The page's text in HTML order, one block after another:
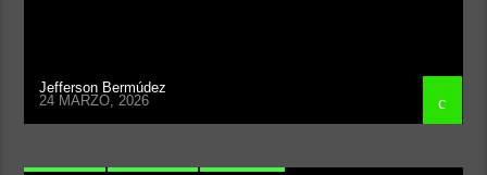
Jefferson Bermúdez
24 MARZO, 2026